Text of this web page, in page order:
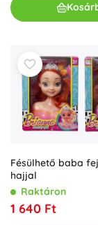
Fésülhető baba
hajjal
Raktáron
1 640 Ft